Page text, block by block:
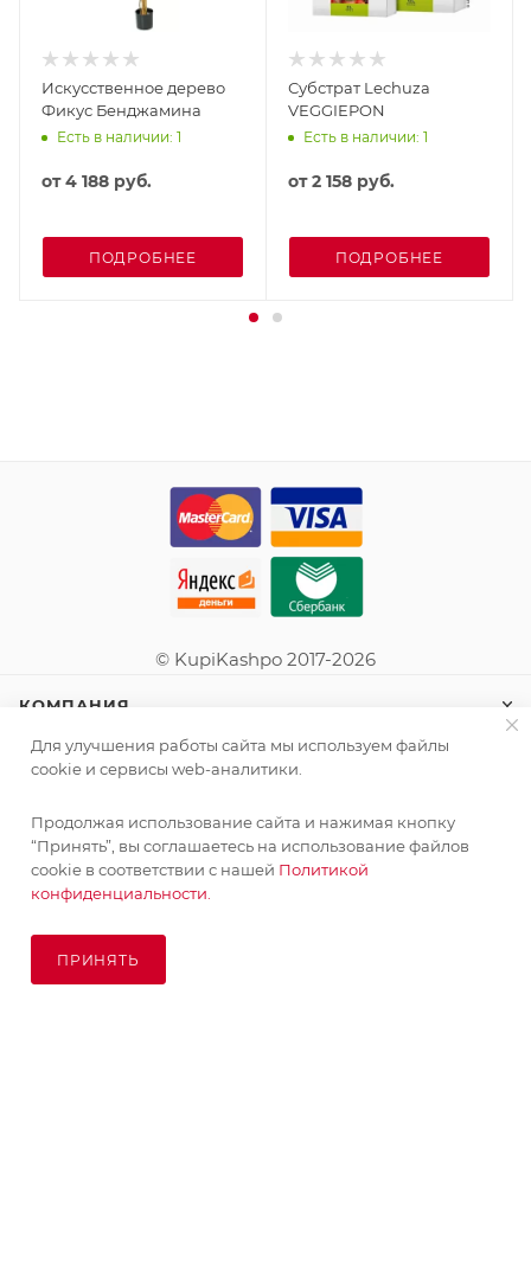
Искусственное дерево
Фикус Бенджамина
Есть в наличии: 1
от4 188 руб.
ПОДРОБНЕЕ
Субстрат Lechuza
VEGGIEPON
Есть в наличии: 1
от2 158 руб.
ПОДРОБНЕЕ
© KupiKashpo 2017-2026
КОМПАНИЯ
ИНФОРМАЦИЯ
ПОМОЩЬ
ПОДПИСАТЬСЯ НА РАССЫЛКУ
Для улучшения работы сайта мы используем файлы
cookie и сервисы web-аналитики.
Продолжая использование сайта и нажимая кнопку
“Принять”, вы соглашаетесь на использование файлов
cookie в соответствии с нашей Политикой
конфиденциальности.
ПРИНЯТЬ